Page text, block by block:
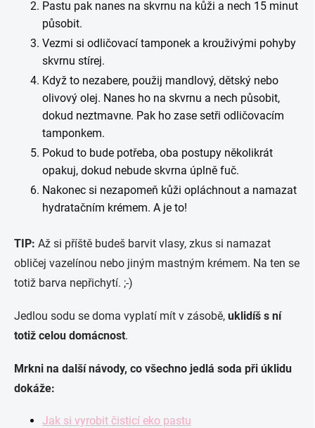
Pastu pak nanes na skvrnu na kůži a nech 15 minut
působit.
Vezmi si odličovací tamponek a krouživými pohyby
skvrnu stírej.
Když to nezabere, použij mandlový, dětský nebo
olivový olej. Nanes ho na skvrnu a nech působit,
dokud neztmavne. Pak ho zase setři odličovacím
tamponkem.
Pokud to bude potřeba, oba postupy několikrát
opakuj, dokud nebude skvrna úplně fuč.
Nakonec si nezapomeň kůži opláchnout a namazat
hydratačním krémem. A je to!
TIP: Až si příště budeš barvit vlasy, zkus si namazat
obličej vazelínou nebo jiným mastným krémem. Na ten se
totiž barva nepřichytí. ;-)
Jedlou sodu se doma vyplatí mít v zásobě, uklidíš s ní
totiž celou domácnost.
Mrkni na další návody, co všechno jedlá soda při úklidu
dokáže:
Jak si vyrobit čisticí eko pastu